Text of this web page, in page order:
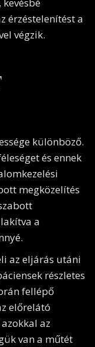
érzéstelenítést a
végzik.
különböző.
és ennek
megközelítés
a
az eljárás utáni
részletes
fellépő
előrelátó
az
van a műtét